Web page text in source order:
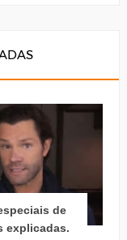
de
explicadas.